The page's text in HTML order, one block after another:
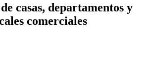
casas, departamentos y
comerciales